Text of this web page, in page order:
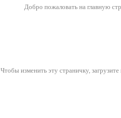
Добро пожаловать на главную
Чтобы изменить эту страничку,